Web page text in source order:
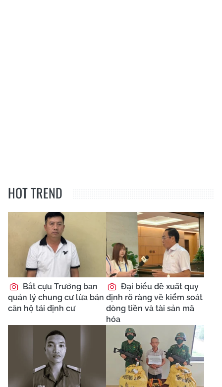
HOT TREND
Bắt cựu Trưởng ban
quản lý chung cư lừa bán
căn hộ tái định cư
Đại biểu đề xuất quy
định rõ ràng về kiểm soát
dòng tiền và tài sản mã
hóa